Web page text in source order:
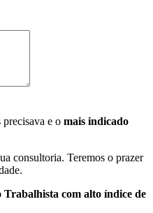
precisava e o mais indicado
consultoria. Teremos o prazer
com alto índice de